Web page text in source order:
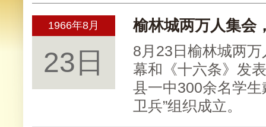
1966年8月
23日
榆林城两万人集会
8月23日榆林城两
幕和《十六条》发
县一中300余名学生
卫兵”组织成立。